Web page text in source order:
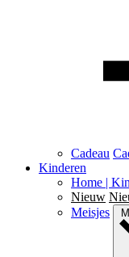
Cadeau
Kinderen
Home |
Nieuw
Meisjes